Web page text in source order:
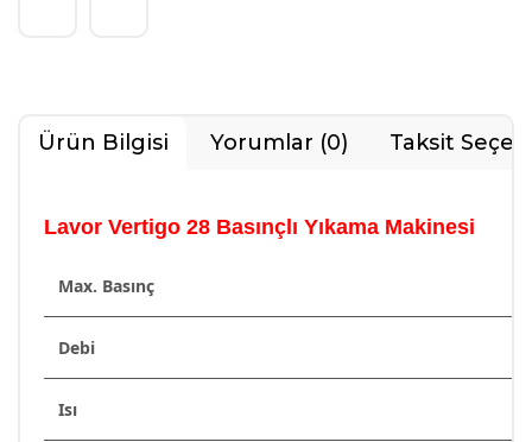
Ürün Bilgisi Yorumlar (0) Taksit
Lavor Vertigo 28 Basınçlı Yıkama Makinesi
Max. Basınç
Debi
Isı